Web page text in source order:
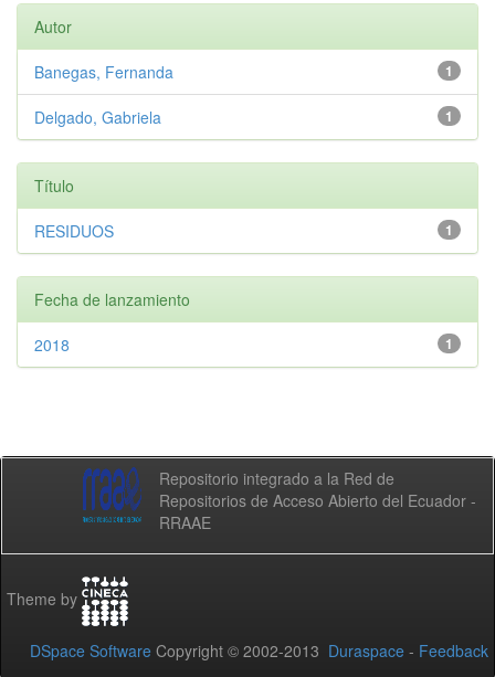
Autor
1
Banegas, Fernanda
1
Delgado, Gabriela
Título
1
RESIDUOS
Fecha de lanzamiento
1
2018
Repositorio integrado a la Red de
Repositorios de Acceso Abierto del Ecuador -
RRAAE
Theme by
DSpace Software Copyright © 2002-2013 Duraspace - Feedback